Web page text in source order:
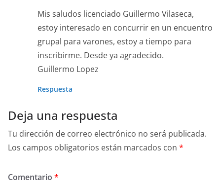
Mis saludos licenciado Guillermo Vilaseca,
estoy interesado en concurrir en un encuentro
grupal para varones, estoy a tiempo para
inscribirme. Desde ya agradecido.
Guillermo Lopez
Respuesta
Deja una respuesta
Tu dirección de correo electrónico no será publicada.
Los campos obligatorios están marcados con *
Comentario *